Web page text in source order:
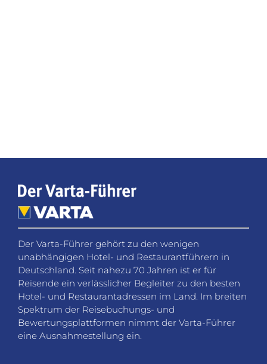
Der Varta-Führer gehört zu den wenigen
unabhängigen Hotel- und Restaurantführern in
Deutschland. Seit nahezu 70 Jahren ist er für
Reisende ein verlässlicher Begleiter zu den besten
Hotel- und Restaurantadressen im Land. Im breiten
Spektrum der Reisebuchungs- und
Bewertungsplattformen nimmt der Varta-Führer
eine Ausnahmestellung ein.